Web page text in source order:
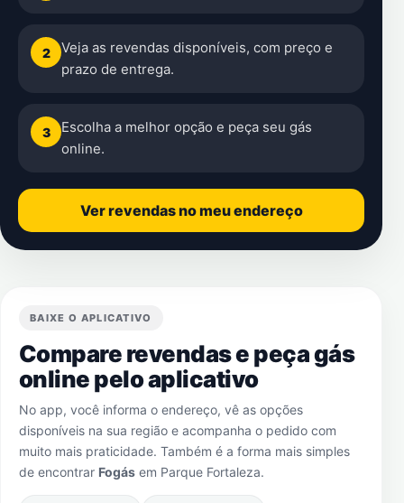
2
Veja as revendas disponíveis, com preço e
prazo de entrega.
3
Escolha a melhor opção e peça seu gás
online.
Ver revendas no meu endereço
BAIXE O APLICATIVO
Compare revendas e peça gás
online pelo aplicativo
No app, você informa o endereço, vê as opções
disponíveis na sua região e acompanha o pedido com
muito mais praticidade. Também é a forma mais simples
de encontrar Fogás em Parque Fortaleza.